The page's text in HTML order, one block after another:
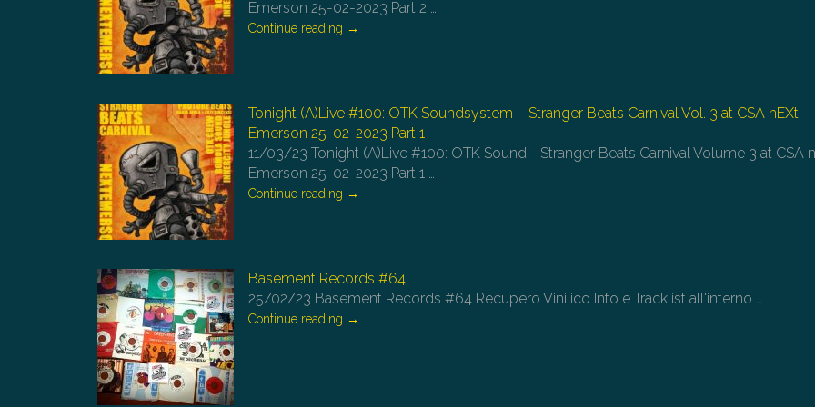
Emerson 25-02-2023 Part 2 …
Continue reading →
Tonight (A)Live #100: OTK Soundsystem – Stranger Beats Carnival Vol. 3 at CSA nEXt
Emerson 25-02-2023 Part 1
11/03/23 Tonight (A)Live #100: OTK Sound - Stranger Beats Carnival Volume 3 at CSA
Emerson 25-02-2023 Part 1 …
Continue reading →
Basement Records #64
25/02/23 Basement Records #64 Recupero Vinilico Info e Tracklist all'interno …
Continue reading →